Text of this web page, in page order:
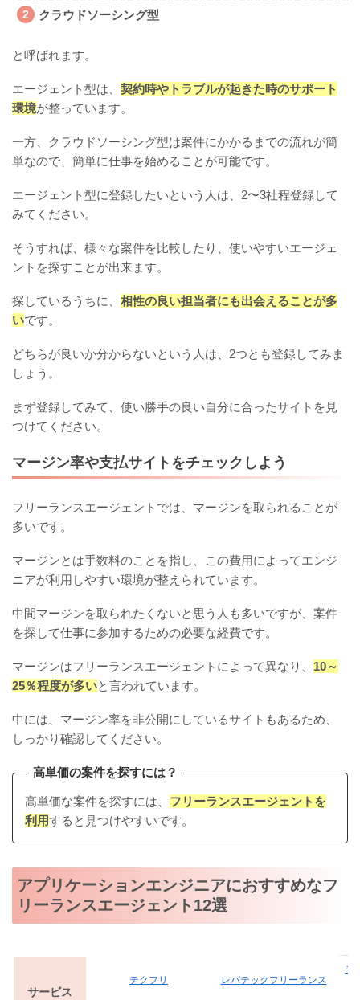
クラウドソーシング型
と呼ばれます。
エージェント型は、 契約時やトラブルが起きた時のサポート
環境が整っています。
一方、クラウドソーシング型は案件にかかるまでの流れが簡
単なので、簡単に仕事を始めることが可能です。
エージェント型に登録したいという人は、2〜3社程登録して
みてください。
そうすれば、様々な案件を比較したり、使いやすいエージェ
ントを探すことが出来ます。
探しているうちに、 相性の良い担当者にも出会えることが多
いです。
どちらが良いか分からないという人は、2つとも登録してみま
しょう。
まず登録してみて、使い勝手の良い自分に合ったサイトを見
つけてください。
マージン率や支払サイトをチェックしよう
フリーランスエージェントでは、マージンを取られることが
多いです。
マージンとは手数料のことを指し、この費用によってエンジ
ニアが利用しやすい環境が整えられています。
中間マージンを取られたくないと思う人も多いですが、案件
を探して仕事に参加するための必要な経費です。
マージンはフリーランスエージェントによって異なり、 10～
25％程度が多いと言われています。
中には、マージン率を非公開にしているサイトもあるため、
しっかり確認してください。
高単価の案件を探すには？
高単価な案件を探すには、 フリーランスエージェントを
利用すると見つけやすいです。
アプリケーションエンジニアにおすすめなフ
リーランスエージェント12選
サービス
テクフリ レバテックフリーランス
テ